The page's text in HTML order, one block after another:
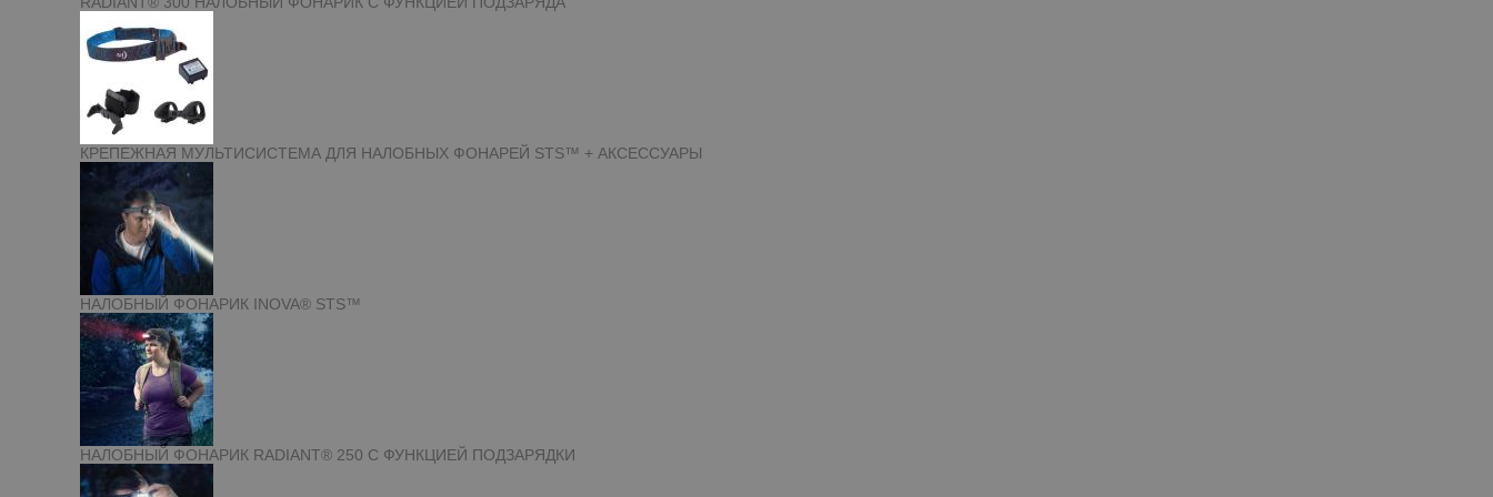
КРЕПЕЖНАЯ МУЛЬТИСИСТЕМА ДЛЯ НАЛОБНЫХ ФОНАРЕЙ STS™ + АКСЕССУАРЫ
НАЛОБНЫЙ ФОНАРИК INOVA® STS™
НАЛОБНЫЙ ФОНАРИК RADIANT® 250 С ФУНКЦИЕЙ ПОДЗАРЯДКИ